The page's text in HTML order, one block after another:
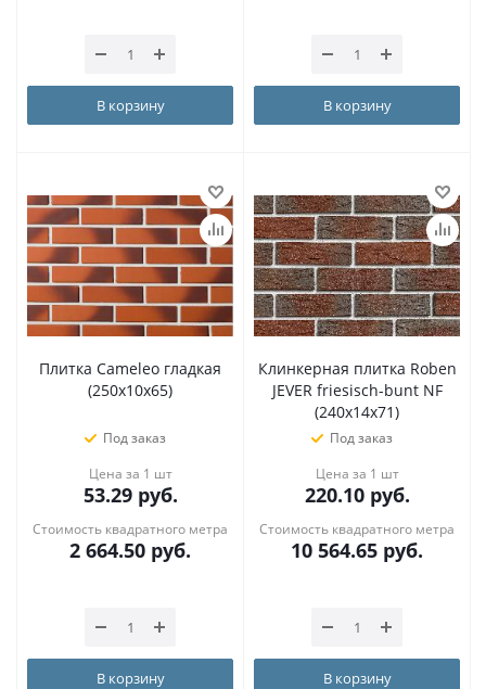
В корзину В корзину
Плитка Cameleo гладкая
(250х10х65)
Под заказ
Цена за 1 шт
53.29руб.
Стоимость квадратного метра
2 664.50 руб.
В корзину
Клинкерная плитка Roben
JEVER friesisch-bunt NF
(240x14x71)
Под заказ
Цена за 1 шт
220.10руб.
Стоимость квадратного метра
10 564.65 руб.
В корзину